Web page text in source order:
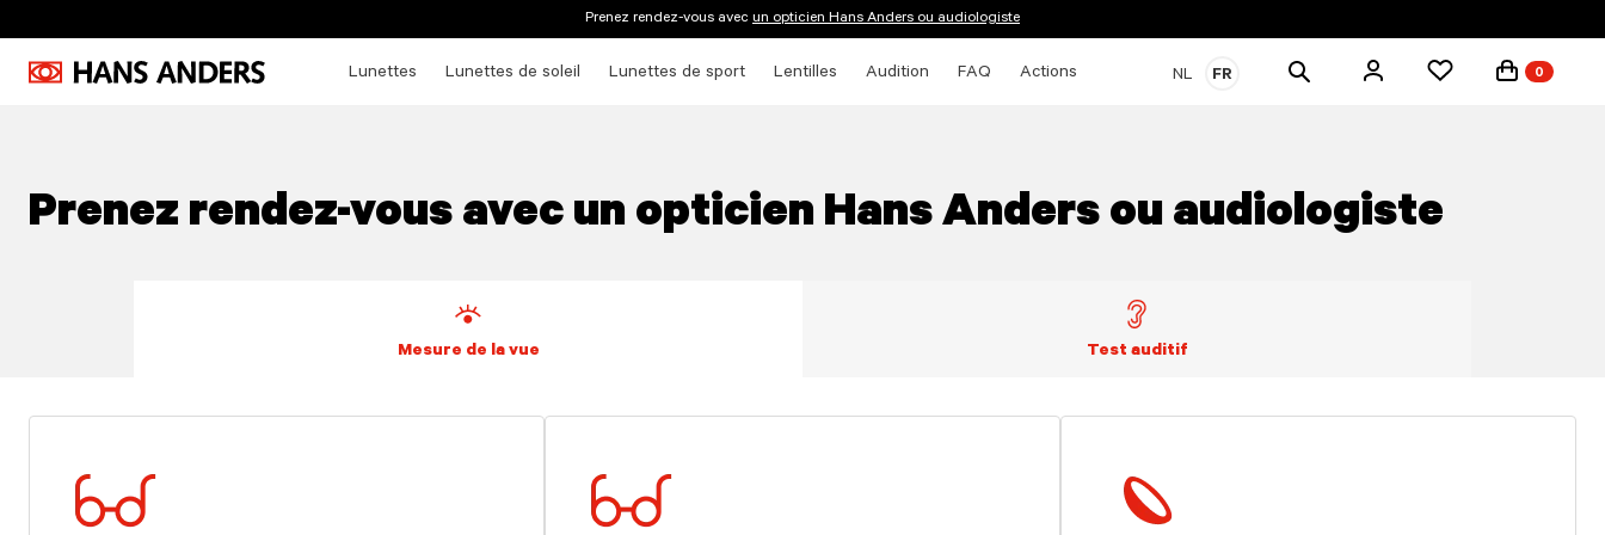
Prenez rendez-vous avec un opticien Hans Anders ou audiologiste
Lunettes Lunettes de soleil Lunettes de sport Lentilles Audition FAQ Actions NL FR
Rechercher
0
Prenez rendez-vous avec un opticien Hans Anders ou audiologiste
Mesure de la vue Test auditif